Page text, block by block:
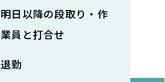
明日以降の段取り・作
業員と打合せ
退勤